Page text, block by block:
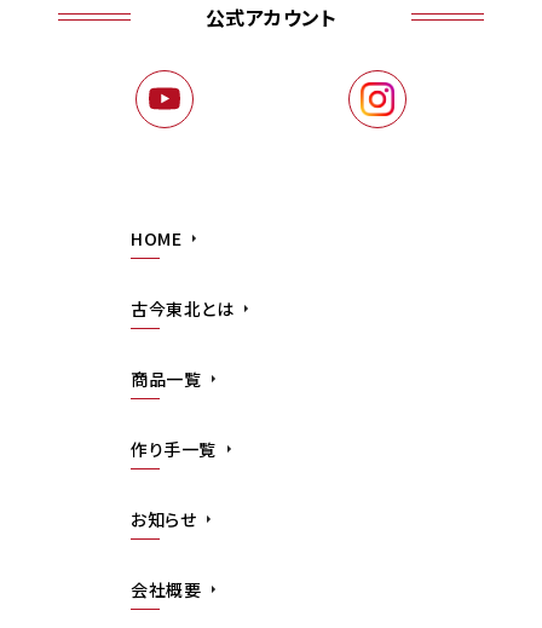
公式アカウント
HOME
古今東北とは
商品一覧
作り手一覧
お知らせ
会社概要